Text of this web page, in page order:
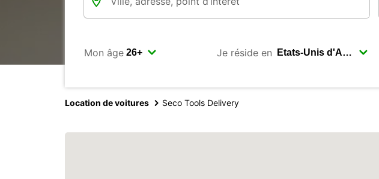
Mon âge Je réside en
Location de voitures Seco Tools Delivery